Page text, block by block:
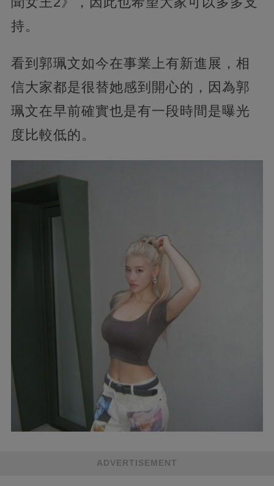
持。
看到郭珮文如今在事業上有新進展，相
信大家都是很替她感到開心的，因為郭
珮文在早前確實也是有一段時間是曝光
度比較低的。
ADVERTISEMENT